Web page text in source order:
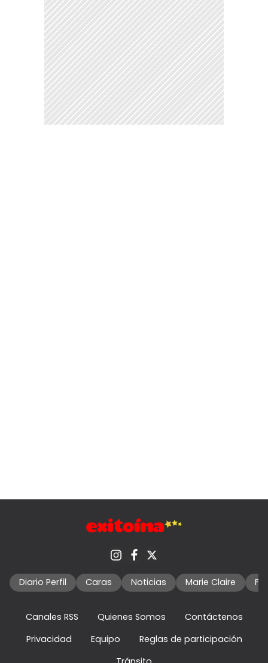
Diario Perfil Caras Noticias Marie Claire
Canales RSS Quienes Somos
Contáctenos
Privacidad
Equipo
Reglas de participación